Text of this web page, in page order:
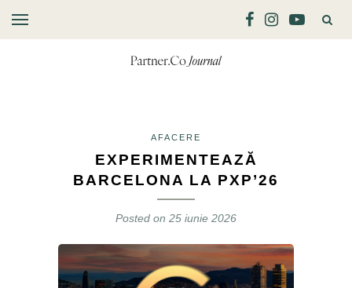
AFACERE
EXPERIMENTEAZĂ
BARCELONA LA PXP’26
Posted on 25 iunie 2026